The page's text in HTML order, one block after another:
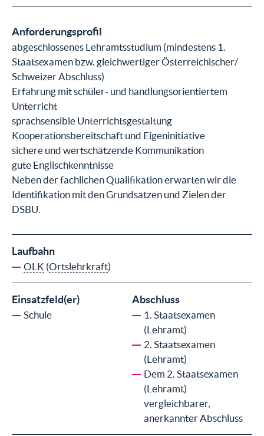
Anforderungsprofil
abgeschlossenes Lehramtsstudium (mindestens 1.
Staatsexamen bzw. gleichwertiger Österreichischer/
Schweizer Abschluss)
Erfahrung mit schüler- und handlungsorientiertem
Unterricht
sprachsensible Unterrichtsgestaltung
Kooperationsbereitschaft und Eigeninitiative
sichere und wertschätzende Kommunikation
gute Englischkenntnisse
Neben der fachlichen Qualifikation erwarten wir die
Identifikation mit den Grundsätzen und Zielen der
DSBU.
Laufbahn
OLK (Ortslehrkraft)
Einsatzfeld(er)
Schule
Abschluss
1. Staatsexamen
(Lehramt)
2. Staatsexamen
(Lehramt)
Dem 2. Staatsexamen
(Lehramt)
vergleichbarer,
anerkannter Abschluss